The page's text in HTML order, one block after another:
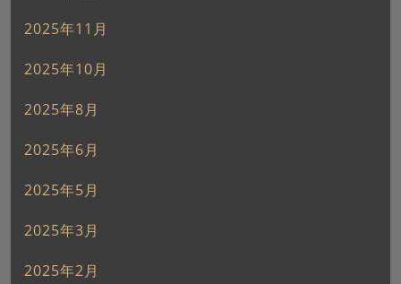
2025年11月
2025年10月
2025年8月
2025年6月
2025年5月
2025年3月
2025年2月